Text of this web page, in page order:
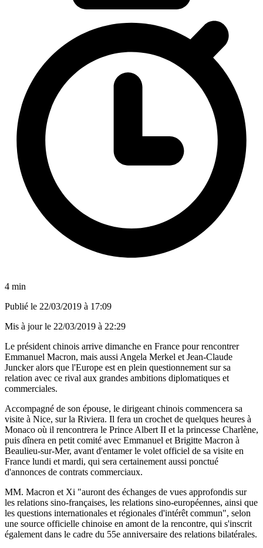
4 min
Publié le 22/03/2019 à 17:09
Mis à jour le 22/03/2019 à 22:29
Le président chinois arrive dimanche en France pour rencontrer
Emmanuel Macron, mais aussi Angela Merkel et Jean-Claude
Juncker alors que l'Europe est en plein questionnement sur sa
relation avec ce rival aux grandes ambitions diplomatiques et
commerciales.
Accompagné de son épouse, le dirigeant chinois commencera sa
visite à Nice, sur la Riviera. Il fera un crochet de quelques heures à
Monaco où il rencontrera le Prince Albert II et la princesse Charlène,
puis dînera en petit comité avec Emmanuel et Brigitte Macron à
Beaulieu-sur-Mer, avant d'entamer le volet officiel de sa visite en
France lundi et mardi, qui sera certainement aussi ponctué
d'annonces de contrats commerciaux.
MM. Macron et Xi "auront des échanges de vues approfondis sur
les relations sino-françaises, les relations sino-européennes, ainsi que
les questions internationales et régionales d'intérêt commun", selon
une source officielle chinoise en amont de la rencontre, qui s'inscrit
également dans le cadre du 55e anniversaire des relations bilatérales.